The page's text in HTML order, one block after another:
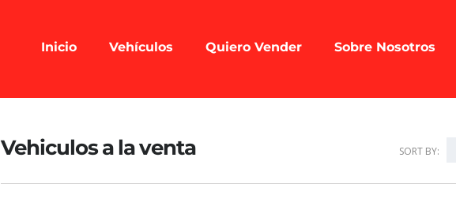
Inicio Vehículos Quiero Vender Sobre Nosotros
Vehiculos a la venta SORT BY: